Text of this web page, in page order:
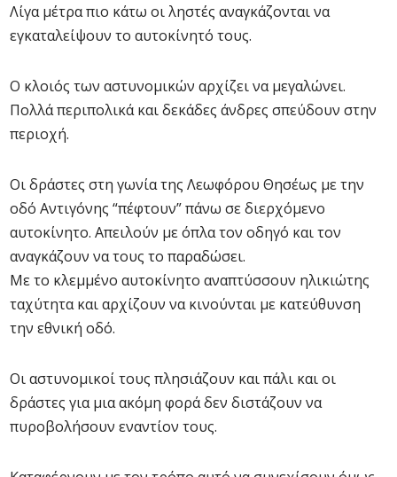
Λίγα μέτρα πιο κάτω οι ληστές αναγκάζονται να
εγκαταλείψουν το αυτοκίνητό τους.
Ο κλοιός των αστυνομικών αρχίζει να μεγαλώνει.
Πολλά περιπολικά και δεκάδες άνδρες σπεύδουν στην
περιοχή.
Οι δράστες στη γωνία της Λεωφόρου Θησέως με την
οδό Αντιγόνης “πέφτουν” πάνω σε διερχόμενο
αυτοκίνητο. Απειλούν με όπλα τον οδηγό και τον
αναγκάζουν να τους το παραδώσει.
Με το κλεμμένο αυτοκίνητο αναπτύσσουν ηλικιώτης
ταχύτητα και αρχίζουν να κινούνται με κατεύθυνση
την εθνική οδό.
Οι αστυνομικοί τους πλησιάζουν και πάλι και οι
δράστες για μια ακόμη φορά δεν διστάζουν να
πυροβολήσουν εναντίον τους.